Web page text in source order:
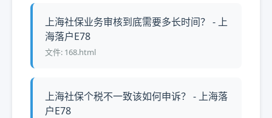
上海社保业务审核到底需要多长时间？ - 上
海落户E78
文件: 168.html
上海社保个税不一致该如何申诉？ - 上海落
户E78